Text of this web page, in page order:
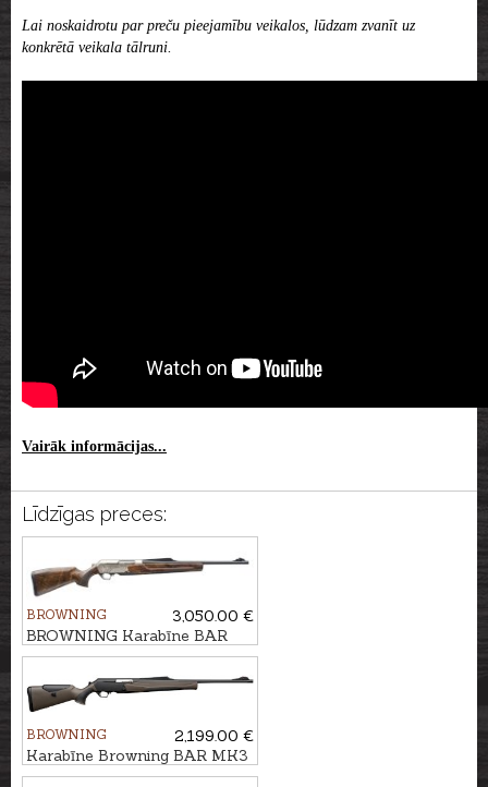
Lai noskaidrotu par preču pieejamību veikalos, lūdzam zvanīt uz
konkrētā veikala tālruni.
Vairāk informācijas...
Līdzīgas preces:
BROWNING
3,050.00 €
BROWNING Karabīne BAR
4X Platinum Bavarian 3GR
kal. .30-06 M14x1
BROWNING
2,199.00 €
Karabīne Browning BAR MK3
Composite Brown ADJ kal.